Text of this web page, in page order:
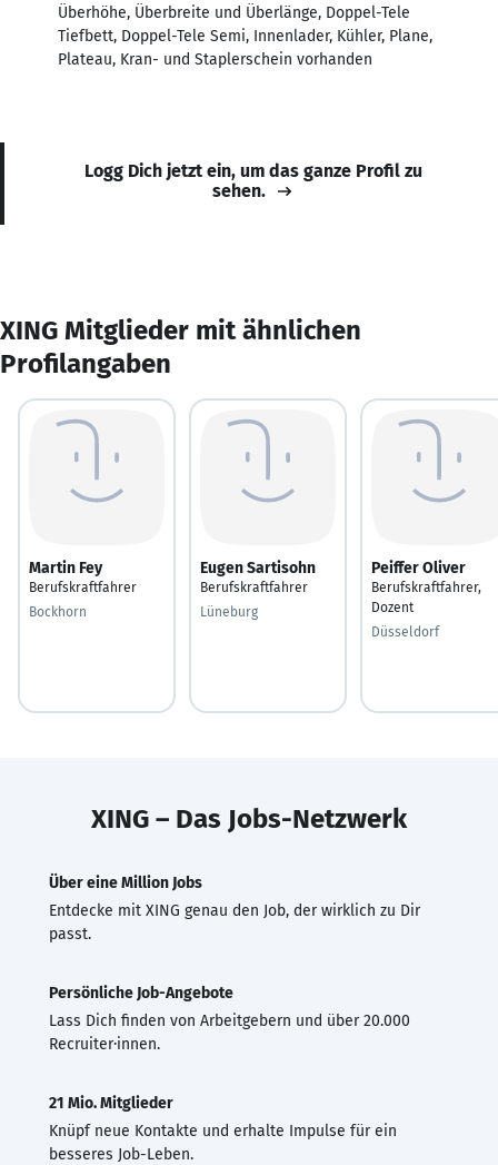
Überhöhe, Überbreite und Überlänge, Doppel-Tele
Tiefbett, Doppel-Tele Semi, Innenlader, Kühler, Plane,
Plateau, Kran- und Staplerschein vorhanden
Logg Dich jetzt ein, um das ganze Profil zu
sehen.
XING Mitglieder mit ähnlichen
Profilangaben
Martin Fey
Berufskraftfahrer
Bockhorn
Eugen Sartisohn
Berufskraftfahrer
Lüneburg
Peiffer Oliver
Berufskraftfahrer,
Dozent
Düsseldorf
XING – Das Jobs-Netzwerk
Über eine Million Jobs
Entdecke mit XING genau den Job, der wirklich zu Dir
passt.
Persönliche Job-Angebote
Lass Dich finden von Arbeitgebern und über 20.000
Recruiter·innen.
21 Mio. Mitglieder
Knüpf neue Kontakte und erhalte Impulse für ein
besseres Job-Leben.